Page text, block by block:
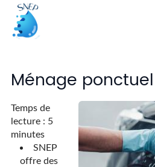
Ménage
Temps de
lecture : 5
minutes
SNEP
offre des